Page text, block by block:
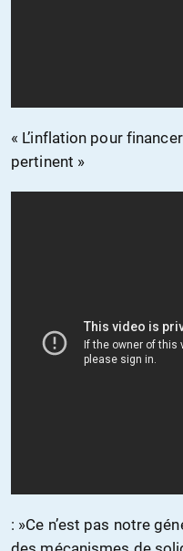
« L’inflation pour
pertinent »
: »Ce n’est pas notre